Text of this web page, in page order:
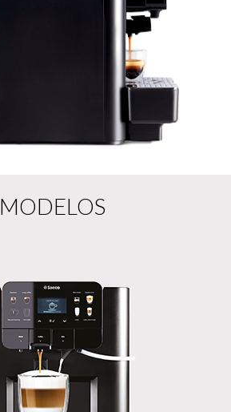
MODELOS